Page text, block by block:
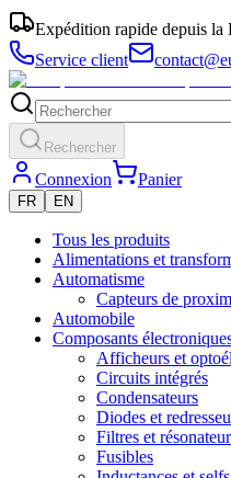
Expédition rapide depuis la
Service client
Rechercher
Connexion Panier
FR EN
Tous les produits
Alimentations et
Automatisme
Capteurs de
Automobile
Composants
Afficheurs et
Circuits intégrés
Condensateurs
Diodes et
Filtres et
Fusibles